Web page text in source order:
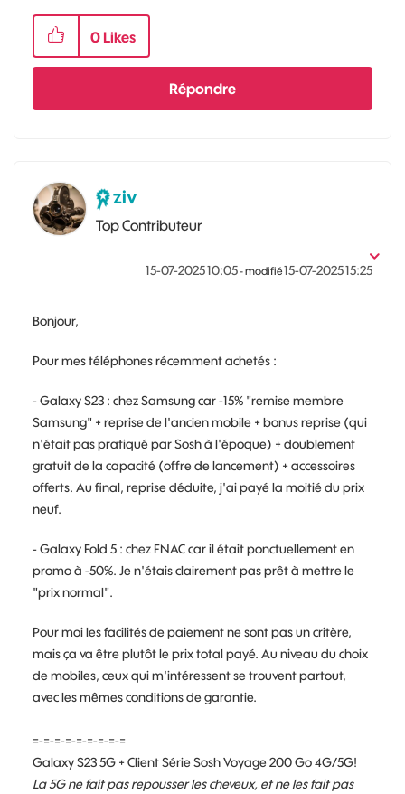
0 Likes
Répondre
ziv
Top Contributeur
‎15-07-202510:05- modifié‎15-07-202515:25
Bonjour,
Pour mes téléphones récemment achetés :
- Galaxy S23 : chez Samsung car -15% "remise membre
Samsung" + reprise de l'ancien mobile + bonus reprise (qui
n'était pas pratiqué par Sosh à l'époque) + doublement
gratuit de la capacité (offre de lancement) + accessoires
offerts. Au final, reprise déduite, j'ai payé la moitié du prix
neuf.
- Galaxy Fold 5 : chez FNAC car il était ponctuellement en
promo à -50%. Je n'étais clairement pas prêt à mettre le
"prix normal".
Pour moi les facilités de paiement ne sont pas un critère,
mais ça va être plutôt le prix total payé. Au niveau du choix
de mobiles, ceux qui m'intéressent se trouvent partout,
avec les mêmes conditions de garantie.
=-=-=-=-=-=-=-=-=
Galaxy S23 5G + Client Série Sosh Voyage 200 Go 4G/5G!
La 5G ne fait pas repousser les cheveux, et ne les fait pas